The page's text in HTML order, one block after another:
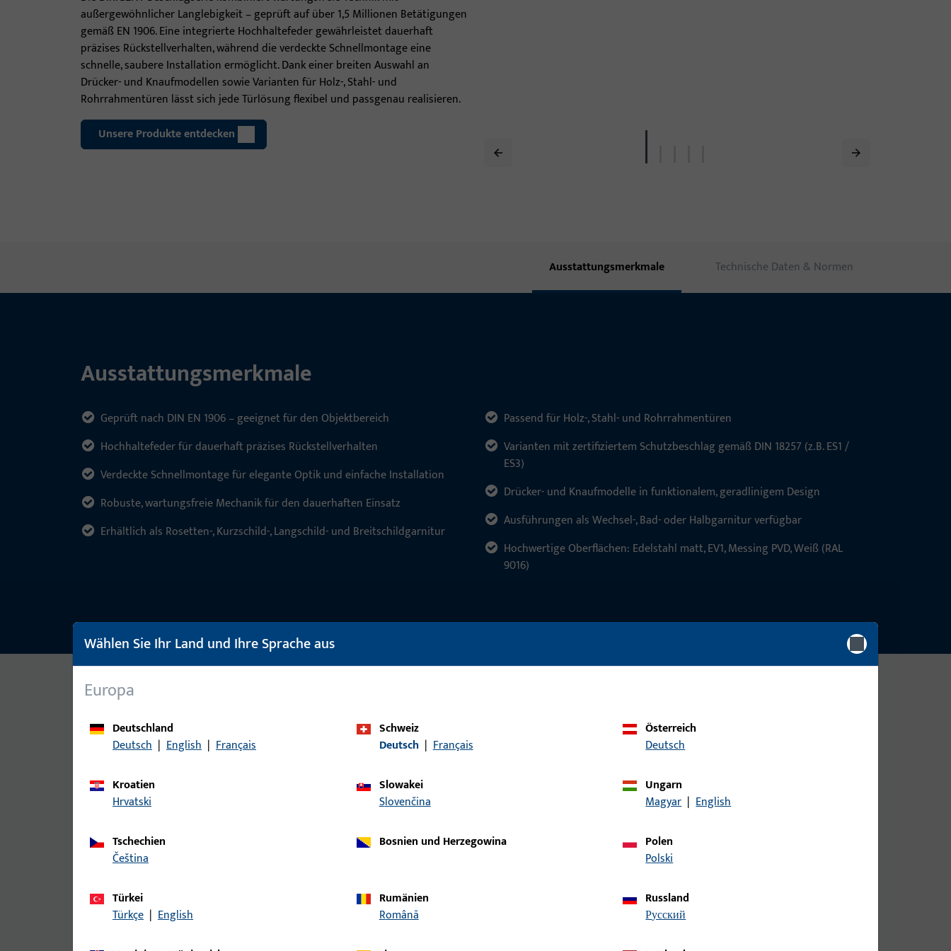
Türschwellen
Türbänder
außergewöhnlicher Langlebigkeit – geprüft auf über 1,5 Millionen Betätigungen
gemäß EN 1906. Eine integrierte Hochhaltefeder gewährleistet dauerhaft
präzises Rückstellverhalten, während die verdeckte Schnellmontage eine
schnelle, saubere Installation ermöglicht. Dank einer breiten Auswahl an
Drücker- und Knaufmodellen sowie Varianten für Holz-, Stahl- und
Rohrrahmentüren lässt sich jede Türlösung flexibel und passgenau realisieren.
Unsere Produkte entdecken
Ausstattungsmerkmale Technische Daten & Normen
Ausstattungsmerkmale
Geprüft nach DIN EN 1906 – geeignet für den Objektbereich
Hochhaltefeder für dauerhaft präzises Rückstellverhalten
Verdeckte Schnellmontage für elegante Optik und einfache Installation
Robuste, wartungsfreie Mechanik für den dauerhaften Einsatz
Erhältlich als Rosetten-, Kurzschild-, Langschild- und Breitschildgarnitur
Passend für Holz-, Stahl- und Rohrrahmentüren
Varianten mit zertifiziertem Schutzbeschlag gemäß DIN 18257 (z. B. ES1 /
ES3)
Drücker- und Knaufmodelle in funktionalem, geradlinigem Design
Ausführungen als Wechsel-, Bad- oder Halbgarnitur verfügbar
Hochwertige Oberflächen: Edelstahl matt, EV1, Messing PVD, Weiß (RAL
9016)
SPEZIFIKATIONEN IM ÜBERBLICK
Objektbeschläge mit Vierkant 8 mm
Objektbeschläge mit Vierkant 9 mm
Wählen Sie Ihr Land und Ihre Sprache aus
Europa
Deutschland
Deutsch | English | Français
Schweiz
Deutsch | Français
Österreich
Deutsch
Kroatien
Hrvatski
Slowakei
Slovenčina
Ungarn
Magyar | English
Tschechien
čeština
Bosnien und Herzegowina
Polen
Polski
Türkei
Türkçe | English
Rumänien
Română
Russland
русский